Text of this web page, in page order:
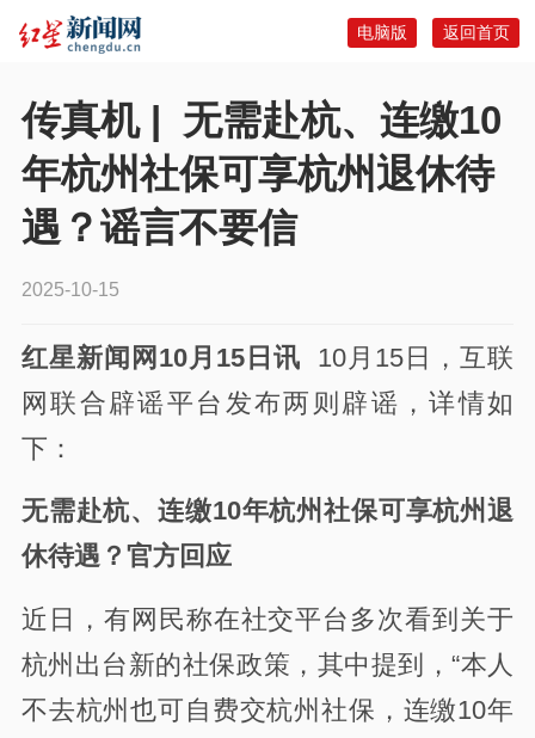
返回首页
电脑版
传真机 | 无需赴杭、连缴10
年杭州社保可享杭州退休待
遇？谣言不要信
2025-10-15
红星新闻网10月15日讯
10月15日，互联
网联合辟谣平台发布两则辟谣，详情如
下：
无需赴杭、连缴10年杭州社保可享杭州退
休待遇？官方回应
近日，有网民称在社交平台多次看到关于
杭州出台新的社保政策，其中提到，“本人
不去杭州也可自费交杭州社保，连缴10年